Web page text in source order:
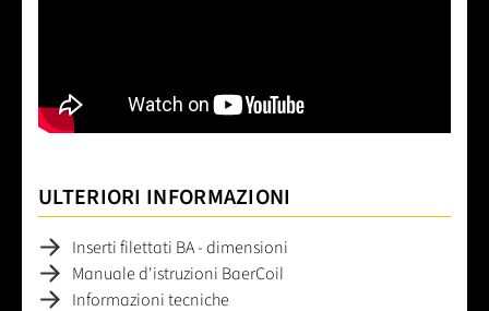
ULTERIORI INFORMAZIONI
Inserti filettati BA - dimensioni
Manuale d'istruzioni BaerCoil
Informazioni tecniche